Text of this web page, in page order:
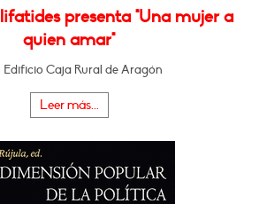
presenta "Una mujer a
quien amar"
Edificio Caja Rural de Aragón
Leer más...